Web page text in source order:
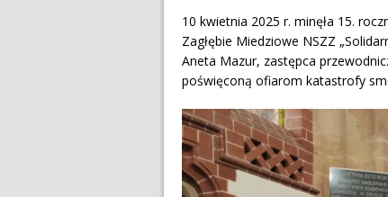
10 kwietnia 2025 r. minęła 15.
Zagłębie Miedziowe NSZZ
Aneta Mazur, zastępca
poświęconą ofiarom katastrofy